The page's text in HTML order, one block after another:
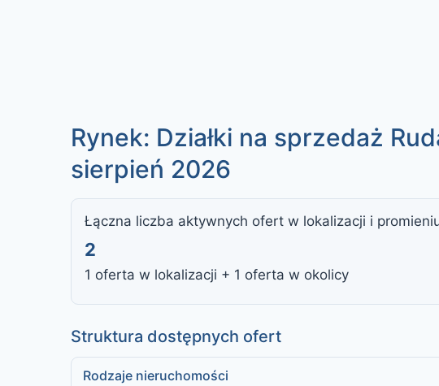
Rynek: Działki na sprzedaż
sierpień 2026
Łączna liczba aktywnych ofert w lokalizacji i
2
1 oferta w lokalizacji + 1 oferta w okolicy
Struktura dostępnych ofert
Rodzaje nieruchomości